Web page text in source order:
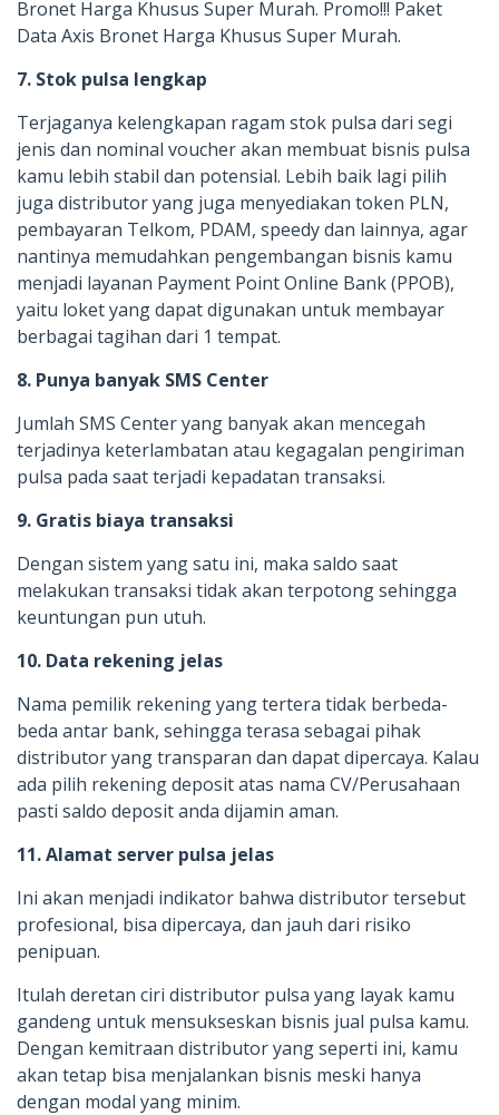
Bronet Harga Khusus Super Murah. Promo!!! Paket
Data Axis Bronet Harga Khusus Super Murah.
7. Stok pulsa lengkap
Terjaganya kelengkapan ragam stok pulsa dari segi
jenis dan nominal voucher akan membuat bisnis pulsa
kamu lebih stabil dan potensial. Lebih baik lagi pilih
juga distributor yang juga menyediakan token PLN,
pembayaran Telkom, PDAM, speedy dan lainnya, agar
nantinya memudahkan pengembangan bisnis kamu
menjadi layanan Payment Point Online Bank (PPOB),
yaitu loket yang dapat digunakan untuk membayar
berbagai tagihan dari 1 tempat.
8. Punya banyak SMS Center
Jumlah SMS Center yang banyak akan mencegah
terjadinya keterlambatan atau kegagalan pengiriman
pulsa pada saat terjadi kepadatan transaksi.
9. Gratis biaya transaksi
Dengan sistem yang satu ini, maka saldo saat
melakukan transaksi tidak akan terpotong sehingga
keuntungan pun utuh.
10. Data rekening jelas
Nama pemilik rekening yang tertera tidak berbeda-
beda antar bank, sehingga terasa sebagai pihak
distributor yang transparan dan dapat dipercaya. Kalau
ada pilih rekening deposit atas nama CV/Perusahaan
pasti saldo deposit anda dijamin aman.
11. Alamat server pulsa jelas
Ini akan menjadi indikator bahwa distributor tersebut
profesional, bisa dipercaya, dan jauh dari risiko
penipuan.
Itulah deretan ciri distributor pulsa yang layak kamu
gandeng untuk mensukseskan bisnis jual pulsa kamu.
Dengan kemitraan distributor yang seperti ini, kamu
akan tetap bisa menjalankan bisnis meski hanya
dengan modal yang minim.